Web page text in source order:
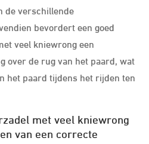
de verschillende
bevordert een goed
veel kniewrong een
over de rug van het paard, wat
het paard tijdens het rijden ten
met veel kniewrong
van een correcte